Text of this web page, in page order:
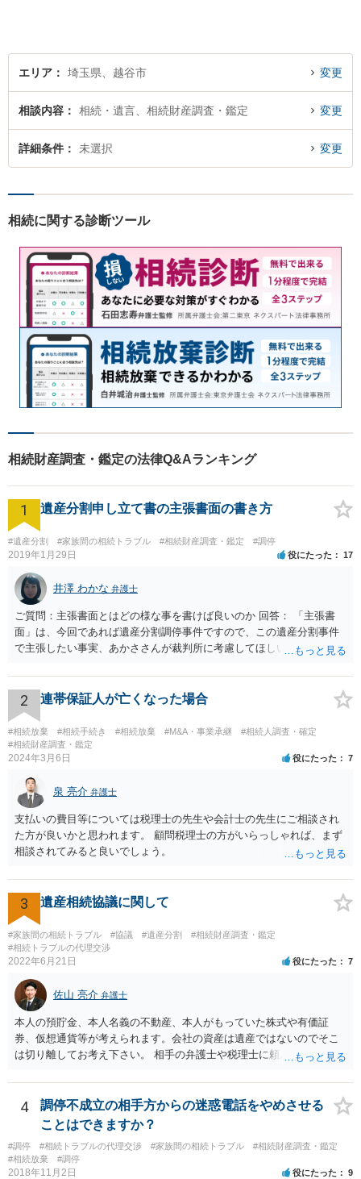
エリア 埼玉県、越谷市 変更
相談内容 相続・遺言、相続財産調査・鑑定 変更
詳細条件 未選択 変更
相続に関する診断ツール
相続財産調査・鑑定の法律Q&Aランキング
1 遺産分割申し立て書の主張書面の書き方
#遺産分割 #家族間の相続トラブル #相続財産調査・鑑定 #調停
2019年1月29日 役にたった 17
井澤 わかな 弁護士
ご質問：主張書面とはどの様な事を書けば良いのか 回答： 「主張書
面」は、今回であれば遺産分割調停事件ですので、この遺産分割事件
で主張したい事実、あかささんが裁判所に考慮してほしいと思う、亡
ります。 もし、主張したい事実や考慮してほしい事情に関連して
資料を持っているようであれば、主張書面とは別で提出できます。も
し、お姉さんに見られたくないような資料がある場合、「非開示の希
望に関する申出書」と共に提出することも考えられます。 ご質問：書
いた方が良い事と書かない方が良い事 回答： お姉さんが申立書の「申
立ての趣旨」のところに書いている遺産の分け方に対して意見があれ
ば、まずそれを書くとよいです。 次に「申立ての理由」のところに、
なぜ調停を申し立てたのか(例えば、あかささんと話合いが出来ない／
決裂した、など)や亡くなった方・あかささん・お姉さん間の事情やい
きさつなどが書かれていると思うので、あかささんから見てそれは違
うと感じるところは、どのように違うのか、など書くとよいです。 そ
の他、お姉さんの申立書には書かれていないけど、どのように遺産を
(例えば、○○のときにお姉さんは亡くなった方からお金を援助してもら
った等)、それも書くとよいです。 書かない方が良いと思うことは、遺
産分割に関係ない(と思われる)いきさつを沢山盛り込むことだと考えま
す(あくまで遺産分割に関係することに留める方が、裁判所や調停委員
の方に事情を理解してもらいやすいと思います)。
2 連帯保証人が亡くなった場合
#相続放棄 #相続手続き #相続放棄 #M&A・事業承継
#相続人調査・確定
#相続財産調査・鑑定
2024年3月6日 役にたった 7
泉 亮介 弁護士
支払いの費目等については税理士の先生や会計士の先生にご相談され
た方が良いかと思われます。 顧問税理士の方がいらっしゃれば、まず
相談されてみると良いでしょう。
3 遺産相続協議に関して
#家族間の相続トラブル #協議 #遺産分割
#相続財産調査・鑑定
#相続トラブルの代理交渉
2022年6月21日 役にたった 7
佐山 亮介 弁護士
本人の預貯金、本人名義の不動産、本人がもっていた株式や有価証
券、仮想通貨等が考えられます。会社の資産は遺産ではないのでそこ
は切り離してお考え下さい。 相手の弁護士や税理士に頼んでも守秘義
意に開示を求め、応じなければ「調査嘱託」という手続きを使って銀
行等に照会をかけることになるでしょう。 不動産は、相続登記が済ん
でいなければ市役所ないし区役所に、お子様と義父様のつながりがわ
かる戸籍一式を揃えてもちこみ、「名寄せ」という手続きをすると、
分かると思います。遺産分割協議書の偽造等により既に相続登記され
てしまっている場合は、住所などに当たりをつけて登記名義を調べて
4
調停不成立の相手方からの迷惑電話をやめさせる
ことはできますか？
#調停 #相続トラブルの代理交渉 #家族間の相続トラブル
#相続財産調査・鑑定
#相続放棄
#調停
2018年11月2日 役にたった 9